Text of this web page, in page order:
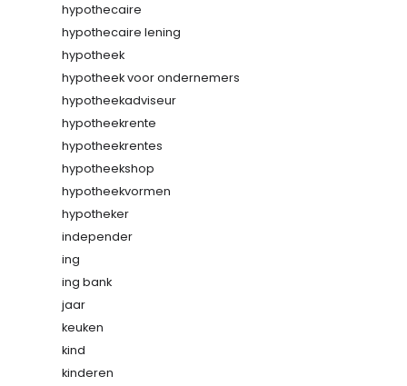
hypothecaire
hypothecaire lening
hypotheek
hypotheek voor ondernemers
hypotheekadviseur
hypotheekrente
hypotheekrentes
hypotheekshop
hypotheekvormen
hypotheker
independer
ing
ing bank
jaar
keuken
kind
kinderen